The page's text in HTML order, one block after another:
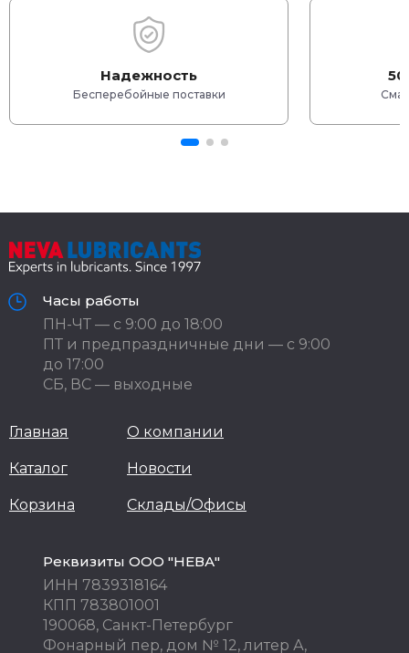
Надежность
Бесперебойные поставки
Часы работы
ПН-ЧТ — с 9:00 до 18:00
ПТ и предпраздничные дни — с 9:00
до 17:00
СБ, ВС — выходные
Главная
Каталог
Корзина
О компании
Новости
Склады/Офисы
Реквизиты ООО "НЕВА"
ИНН 7839318164
КПП 783801001
190068, Санкт-Петербург
Фонарный пер, дом № 12, литер А,